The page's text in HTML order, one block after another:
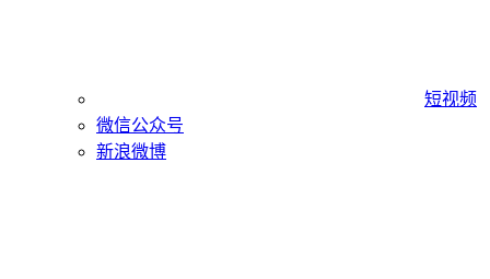
短视频
微信公众号
新浪微博